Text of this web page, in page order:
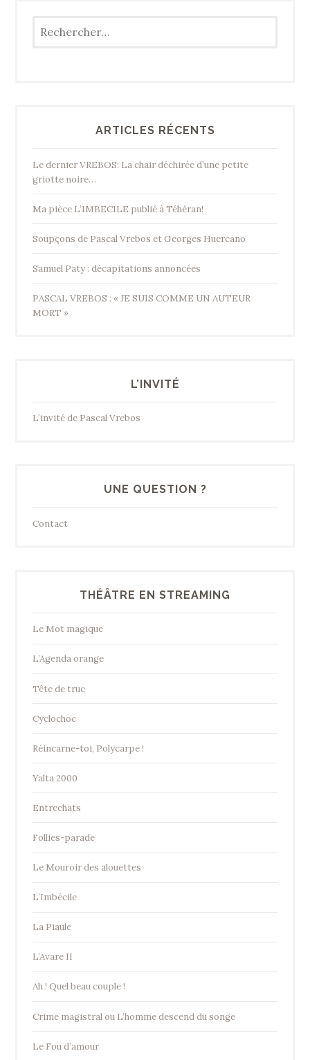
ARTICLES RÉCENTS
Le dernier VREBOS: La chair déchirée d’une petite
griotte noire…
Ma pièce L’IMBECILE publié à Téhéran!
Soupçons de Pascal Vrebos et Georges Huercano
Samuel Paty : décapitations annoncées
PASCAL VREBOS : « JE SUIS COMME UN AUTEUR
MORT »
L’INVITÉ
L’invité de Pascal Vrebos
UNE QUESTION ?
Contact
THÉÂTRE EN STREAMING
Le Mot magique
L’Agenda orange
Tête de truc
Cyclochoc
Réincarne-toi, Polycarpe !
Yalta 2000
Entrechats
Follies-parade
Le Mouroir des alouettes
L’Imbécile
La Piaule
L’Avare II
Ah ! Quel beau couple !
Crime magistral ou L’homme descend du songe
Le Fou d’amour